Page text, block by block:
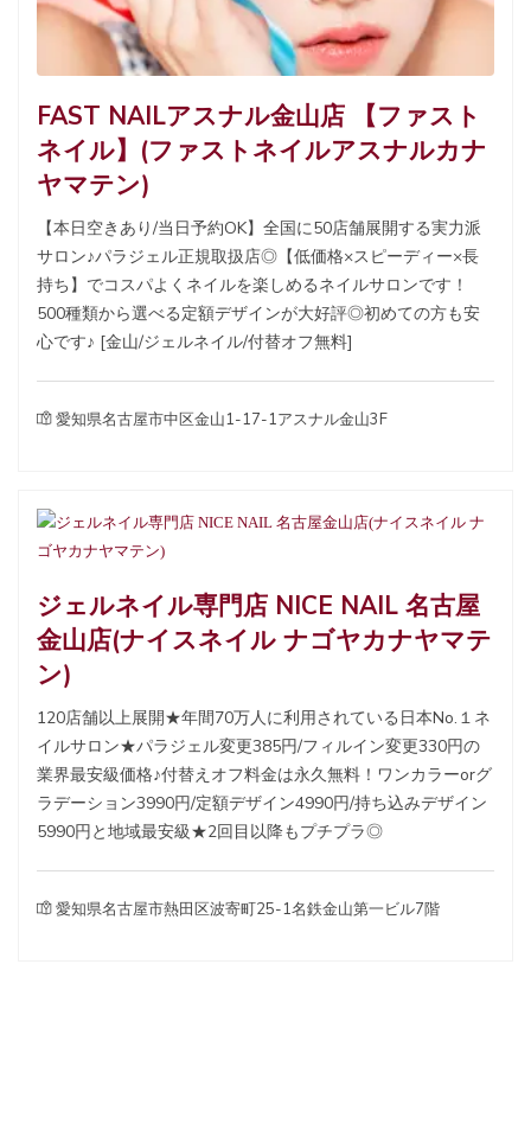
FAST NAILアスナル金山店 【ファスト
ネイル】(ファストネイルアスナルカナ
ヤマテン)
【本日空きあり/当日予約OK】全国に50店舗展開する実力派
サロン♪パラジェル正規取扱店◎【低価格×スピーディー×長
持ち】でコスパよくネイルを楽しめるネイルサロンです！
500種類から選べる定額デザインが大好評◎初めての方も安
心です♪ [金山/ジェルネイル/付替オフ無料]
愛知県名古屋市中区金山1-17-1アスナル金山3F
ジェルネイル専門店 NICE NAIL 名古屋
金山店(ナイスネイル ナゴヤカナヤマテ
ン)
120店舗以上展開★年間70万人に利用されている日本No.１ネ
イルサロン★パラジェル変更385円/フィルイン変更330円の
業界最安級価格♪付替えオフ料金は永久無料！ワンカラーorグ
ラデーション3990円/定額デザイン4990円/持ち込みデザイン
5990円と地域最安級★2回目以降もプチプラ◎
愛知県名古屋市熱田区波寄町25-1名鉄金山第一ビル7階